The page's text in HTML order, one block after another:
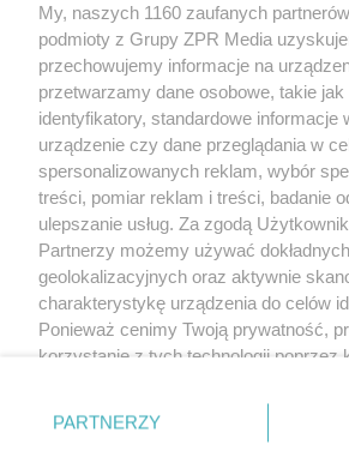
Żaden utwór zamieszczony w serwisie nie może
rozpowszechniany lub dalej rozpowszechniany w
tym także elektroniczny lub mechaniczny) na
eksploatacji w jakiejkolwiek formie, włącznie z
bez pisemnej zgody właściciela praw.
wykorzystanie utworów w całości lub w części z
bez właściwej zgody, jest zabronione pod groźbą
prawnie.
O nas
My, naszych 1160 zaufanych
podmioty z Grupy ZPR Media
przechowujemy informacje na
przetwarzamy dane osobowe, takie jak
identyfikatory, standardowe informacje
urządzenie czy dane przeglądania w
spersonalizowanych reklam, wybór
treści, pomiar reklam i treści, badanie
ulepszanie usług. Za zgodą
Partnerzy możemy używać
geolokalizacyjnych oraz aktywnie
charakterystykę urządzenia do celów
Ponieważ cenimy Twoją prywatność,
korzystanie z tych technologii poprzez
zmienić/wycofać klikając przycisk
znajdujący się w lewym dolnym rogu
PARTNERZY